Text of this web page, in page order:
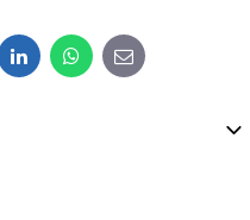
LinkedInWhatsApp
E-mail